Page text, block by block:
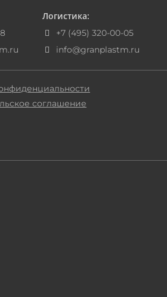
Логистика:
+7 (495) 320-00-05
info@granplastm.ru
соглашение